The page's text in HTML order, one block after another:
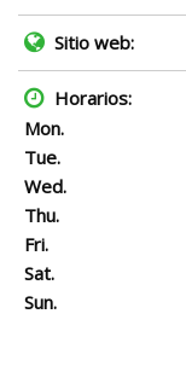
Sitio web:
Horarios:
Mon.
Tue.
Wed.
Thu.
Fri.
Sat.
Sun.